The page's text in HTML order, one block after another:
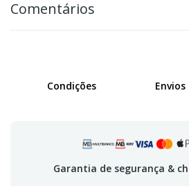
Comentários
Condições Envios
Garantia de segurança &